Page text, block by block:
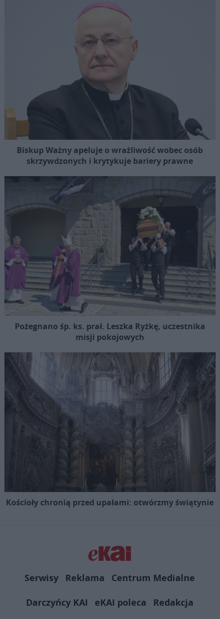
Biskup Ważny apeluje o wrażliwość wobec osób
skrzywdzonych i krytykuje bariery prawne
Pożegnano śp. ks. prał. Leszka Ryżkę, uczestnika
misji pokojowych
Kościoły chronią przed upałami: otwórzmy świątynie
Serwisy Reklama
Centrum Medialne
Darczyńcy KAI
eKAI poleca Redakcja